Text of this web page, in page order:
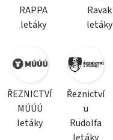
RAPPA
letáky
Ravak
letáky
ŘEZNICTVÍ
MÚÚÚ
letáky
Řeznictví
u
Rudolfa